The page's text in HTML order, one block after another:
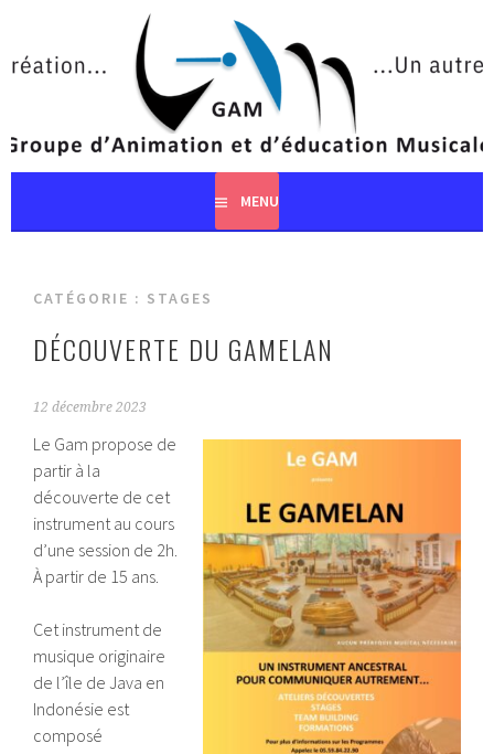
contenu
MENU
CATÉGORIE : STAGES
DÉCOUVERTE DU GAMELAN
12 décembre 2023
Le Gam propose de
partir à la
découverte de cet
instrument au cours
d’une session de 2h.
À partir de 15 ans.
Cet instrument de
musique originaire
de l’île de Java en
Indonésie est
composé